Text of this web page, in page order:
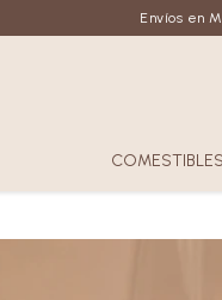
COMESTIBLES
Envíos en